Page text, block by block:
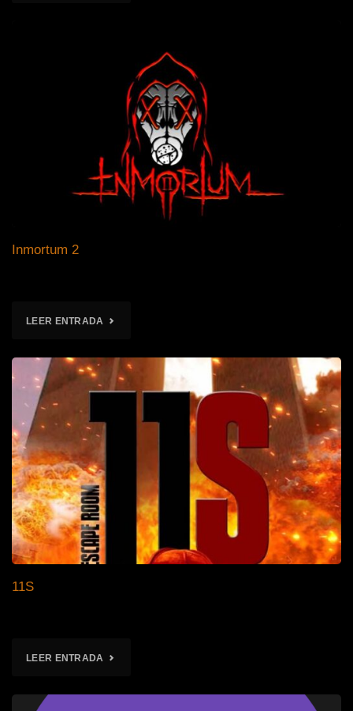
Inmortum 2
LEER ENTRADA "INMORTUM
11S
LEER ENTRADA "11S"